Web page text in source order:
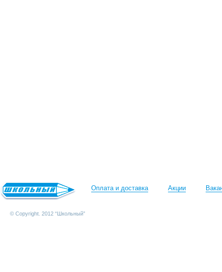
Оплата и доставка Акции
© Copyright. 2012 “Школьный”